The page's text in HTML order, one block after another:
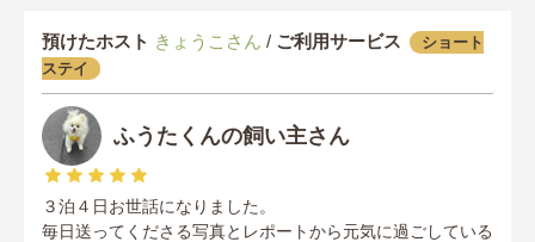
預けたホスト きょうこさん / ご利用サービス
ショート
ステイ
ふうたくんの飼い主さん
３泊４日お世話になりました。
毎日送ってくださる写真とレポートから元気に過ごしている